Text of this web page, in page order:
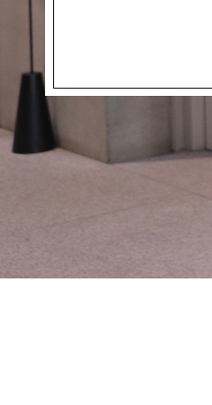
현재의 메세지창을 다시 표시하지 않음